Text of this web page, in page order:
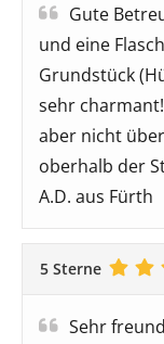
Gute
und eine
Grundstück
sehr
aber nicht
oberhalb der
A.D. aus Fürth
5 Sterne
Sehr